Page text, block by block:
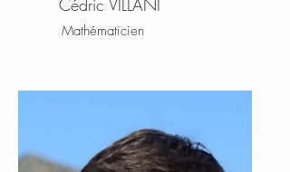
Cédric VILLANI
Mathématicien